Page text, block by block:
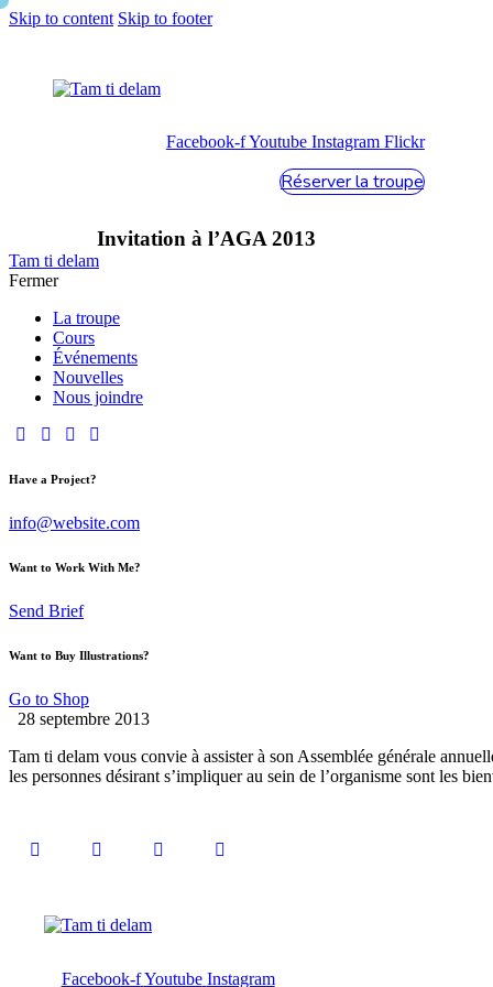
Skip to content Skip to footer
Facebook-fYoutube Instagram Flickr
Réserver la troupe
Invitation à l’AGA 2013
Tam ti delam
Fermer
La troupe
Cours
Événements
Nouvelles
Nous joindre
Have a Project?
info@website.com
Want to Work With Me?
Send Brief
Want to Buy Illustrations?
Go to Shop
28 septembre 2013
Tam ti delam vous convie à assister à son Assemblée générale
les personnes désirant s’impliquer au sein de l’organisme sont les
Facebook-f Youtube Instagram